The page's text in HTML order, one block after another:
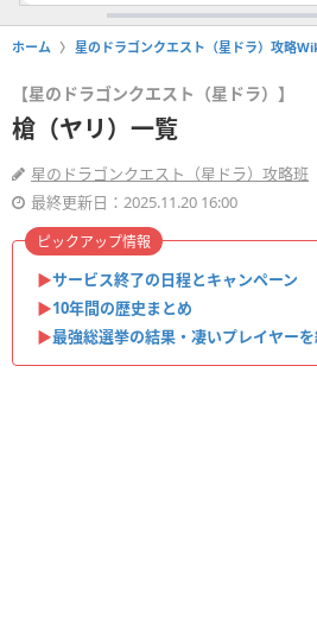
ホーム 星のドラゴンクエスト（星ドラ）攻略
【星のドラゴンクエスト（星ドラ）】
槍（ヤリ）一覧
星のドラゴンクエスト（星ドラ）攻略班
最終更新日：2025.11.20 16:00
▶︎サービス終了の日程とキャンペーン
▶︎10年間の歴史まとめ
▶︎最強総選挙の結果・凄いプレイヤーを
ピックアップ情報